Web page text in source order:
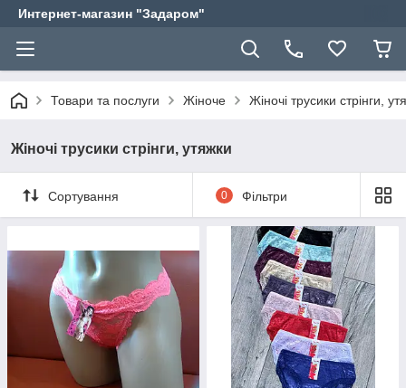
Интернет-магазин "Задаром"
Товари та послуги Жіноче Жіночі трусики стрінги,
Жіночі трусики стрінги, утяжки
Сортування 0 Фільтри